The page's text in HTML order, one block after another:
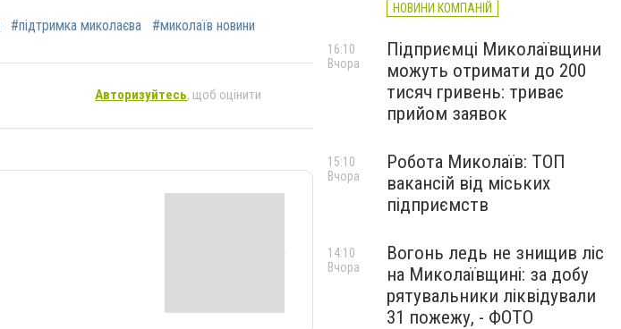
#підтримка миколаєва #миколаїв новини
Авторизуйтесь, щоб оцінити
НОВИНИ КОМПАНІЙ
Підприємці Миколаївщини
можуть отримати до 200
тисяч гривень: триває
прийом заявок
16:10
Вчора
Робота Миколаїв: ТОП
вакансій від міських
підприємств
15:10
Вчора
Вогонь ледь не знищив ліс
на Миколаївщині: за добу
рятувальники ліквідували
31 пожежу, - ФОТО
14:10
Вчора